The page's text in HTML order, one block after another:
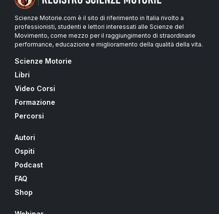
Scienze Motorie.com è il sito di riferimento in Italia rivolto a
professionisti, studenti e lettori interessati alle Scienze del
Movimento, come mezzo per il raggiungimento di straordinarie
performance, educazione e miglioramento della qualità della vita.
Scienze Motorie
Libri
Video Corsi
Formazione
Percorsi
Autori
Ospiti
Podcast
FAQ
Shop